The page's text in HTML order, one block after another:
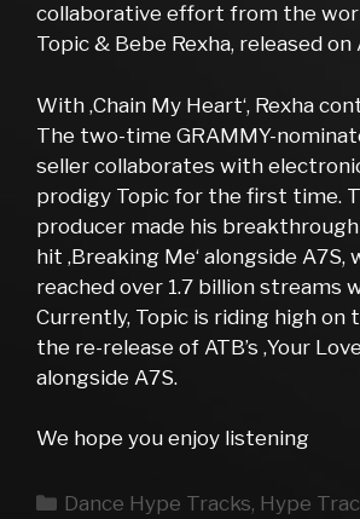
collaborative effort from the
Topic & Bebe Rexha, released
With ‚Chain My Heart‘, Rexha
The two-time GRAMMY-
seller collaborates with
prodigy Topic for the first time.
producer made his
hit ‚Breaking Me‘ alongside A7S,
reached over 1.7 billion streams
Currently, Topic is riding high on
the re-release of ATB’s ‚Your
alongside A7S.
We hope you enjoy listening
Kategorien
Dance Hype Tracks, Hype